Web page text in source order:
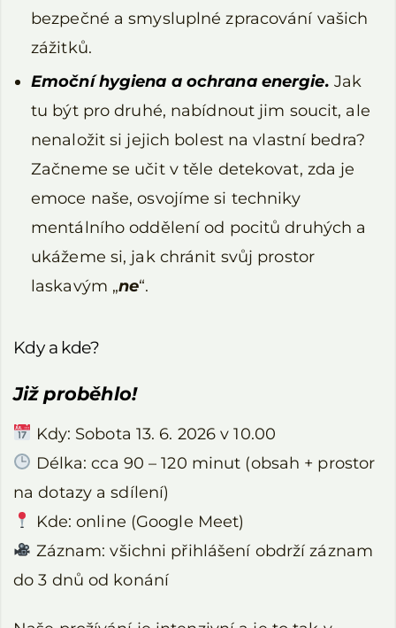
bezpečné a smysluplné zpracování vašich
zážitků.
Emoční hygiena a ochrana energie. Jak
tu být pro druhé, nabídnout jim soucit, ale
nenaložit si jejich bolest na vlastní bedra?
Začneme se učit v těle detekovat, zda je
emoce naše, osvojíme si techniky
mentálního oddělení od pocitů druhých a
ukážeme si, jak chránit svůj prostor
laskavým „ne“.
Kdy a kde?
Již proběhlo!
Kdy: Sobota 13. 6. 2026 v 10.00
Délka: cca 90 – 120 minut (obsah + prostor
na dotazy a sdílení)
Kde: online (Google Meet)
Záznam: všichni přihlášení obdrží záznam
do 3 dnů od konání